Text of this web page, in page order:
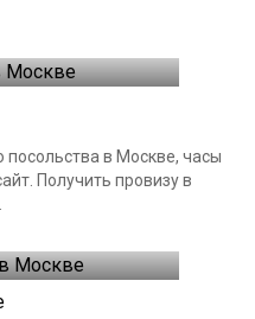
в Москве, часы
Получить провизу в